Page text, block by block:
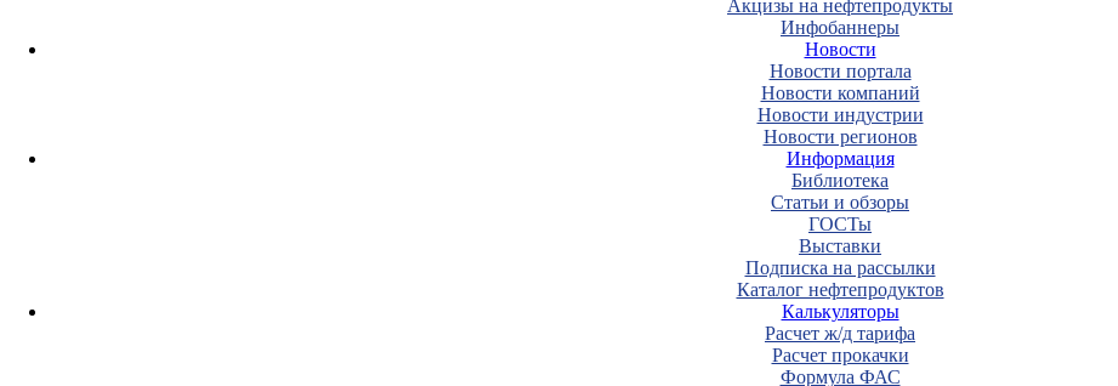
Акцизы на нефтепродукты
Инфобаннеры
Новости
Новости портала
Новости компаний
Новости индустрии
Новости регионов
Информация
Библиотека
Статьи и обзоры
ГОСТы
Выставки
Подписка на рассылки
Каталог нефтепродуктов
Калькуляторы
Расчет ж/д тарифа
Расчет прокачки
Формула ФАС